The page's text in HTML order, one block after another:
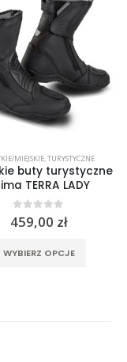
MIEJSKIE,TURYSTYCZNE
buty turystyczne
TERRA LADY
0out of 5
459,00zł
WYBIERZ OPCJE